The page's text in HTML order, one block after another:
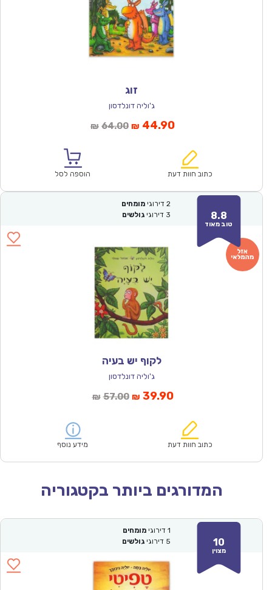
זוג
ג'וליה דונלדסון
₪ 64.00המחיר
₪64.00.
₪ 44.90המחיר
הוא:
כתוב חוות דעת הוספה לסל
8.8
טוב מאוד
2 דירוגי מומחים
3 דירוגי גולשים
לקוף יש בעיה
ג'וליה דונלדסון
₪ 57.00המחיר
₪57.00.
₪ 39.90המחיר
הוא:
כתוב חוות דעת מידע נוסף
המדורגים ביותר בקטגוריה
10
מצוין
1 דירוגי מומחים
5 דירוגי גולשים